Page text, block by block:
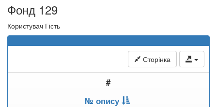
Фонд 129
Користувач Гість
Сторінка
#
№ опису